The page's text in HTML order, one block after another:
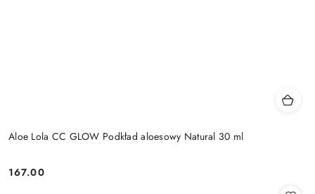
Aloe Lola CC GLOW Podkład aloesowy Natural 30 ml
Cena:
167.00